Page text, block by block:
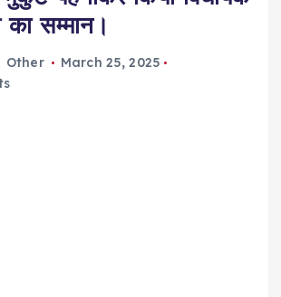
का सम्मान।
Other
March 25, 2025